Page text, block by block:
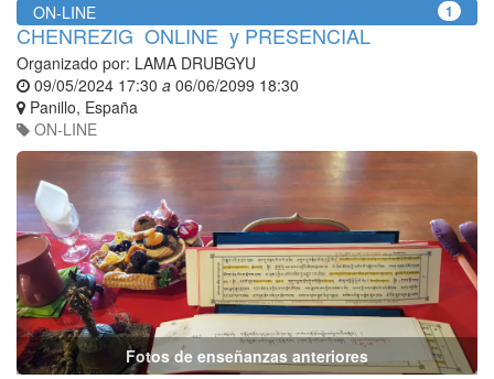
ON-LINE 1
CHENREZIG ONLINE y PRESENCIAL
Organizado por: LAMA DRUBGYU
09/05/2024 17:30 a 06/06/2099 18:30
Panillo, España
ON-LINE
Fotos de enseñanzas anteriores